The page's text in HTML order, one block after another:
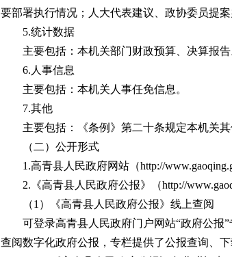
要部署执行情况；人大代表建议、政协委员提
5.统计数据
主要包括：本机关部门财政预算、决算报告
6.人事信息
主要包括：本机关人事任免信息。
7.其他
主要包括：《条例》第二十条规定本机关
（二）公开形式
1.高青县人民政府网站（http://
2.《高青县人民政府公报》（http://
（1）《高青县人民政府公报》线上查阅
可登录高青县人民政府门户网站“政府公报”
查阅数字化政府公报，专栏提供了公报查询、下